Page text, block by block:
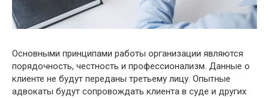
Основными принципами работы организации являются
порядочность, честность и профессионализм. Данные о
клиенте не будут переданы третьему лицу. Опытные
адвокаты будут сопровождать клиента в суде и других